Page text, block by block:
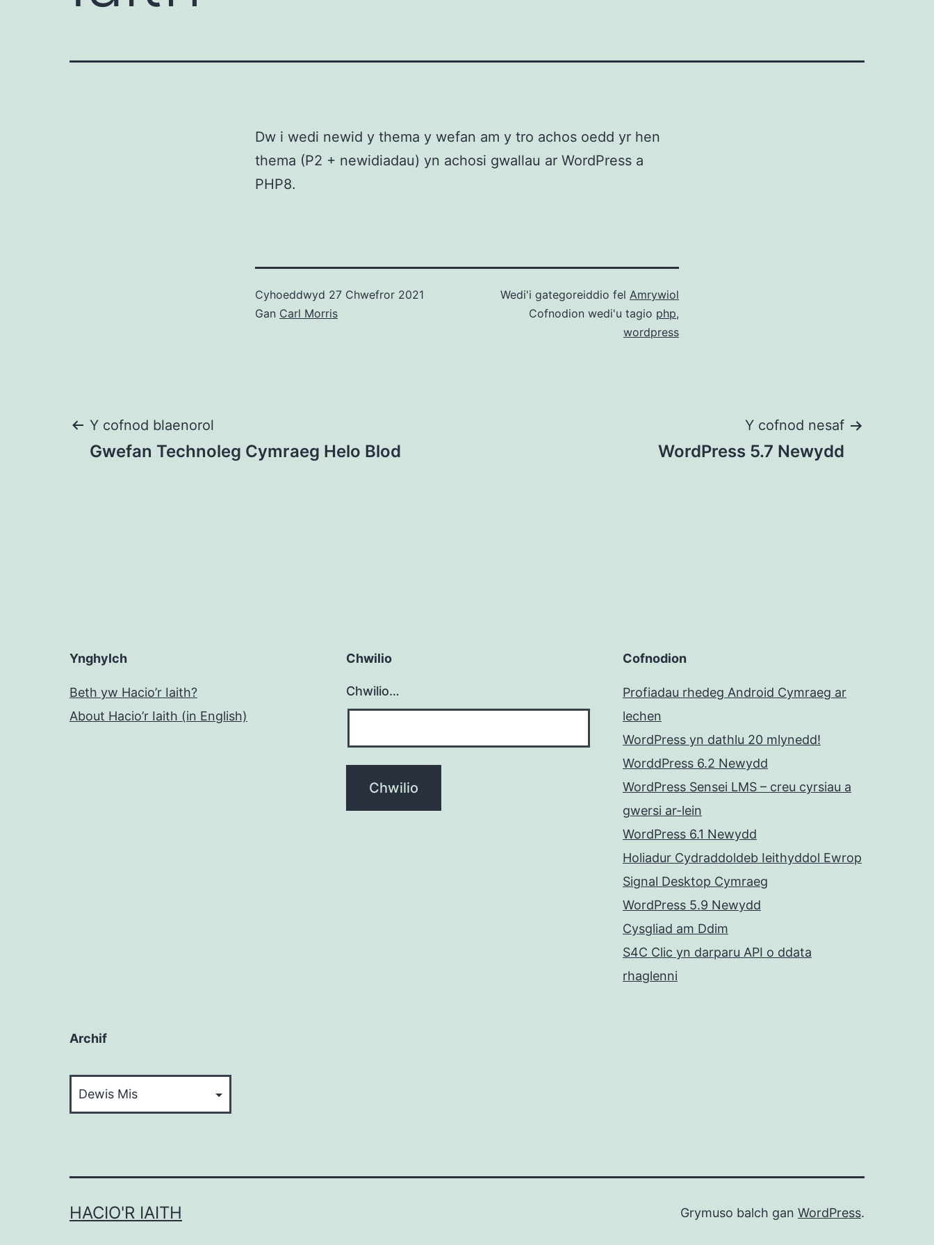
Dw i wedi newid y thema y wefan am y tro achos oedd yr hen
thema (P2 + newidiadau) yn achosi gwallau ar WordPress a
PHP8.
Cyhoeddwyd 27 Chwefror 2021
Gan Carl Morris
Wedi'i gategoreiddio fel Amrywiol
Cofnodion wedi'u tagio php,
wordpress
Llywio
Y cofnod blaenorol
Gwefan Technoleg Cymraeg Helo Blod
Y cofnod nesaf
WordPress 5.7 Newydd
Ynghylch
Beth yw Hacio’r Iaith?
About Hacio’r Iaith (in English)
Chwilio
Chwilio…
Cofnodion
Profiadau rhedeg Android Cymraeg ar
lechen
WordPress yn dathlu 20 mlynedd!
WorddPress 6.2 Newydd
WordPress Sensei LMS – creu cyrsiau a
gwersi ar-lein
WordPress 6.1 Newydd
Holiadur Cydraddoldeb Ieithyddol Ewrop
Signal Desktop Cymraeg
WordPress 5.9 Newydd
Cysgliad am Ddim
S4C Clic yn darparu API o ddata
rhaglenni
Archif
HACIO'R IAITH Grymuso balch gan WordPress.